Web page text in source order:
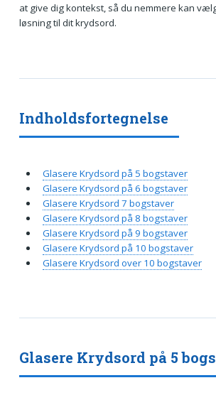
at give dig kontekst, så du nemmere kan
løsning til dit krydsord.
Glasere Krydsord på 5
Indholdsfortegnelse
Glasere Krydsord på 5 bogstaver
Glasere Krydsord på 6 bogstaver
Glasere Krydsord 7 bogstaver
Glasere Krydsord på 8 bogstaver
Glasere Krydsord på 9 bogstaver
Glasere Krydsord på 10 bogstaver
Glasere Krydsord over 10 bogstaver